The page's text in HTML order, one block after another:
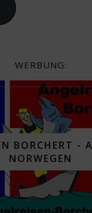
WERBUNG:
BORCHERT -
NORWEGEN